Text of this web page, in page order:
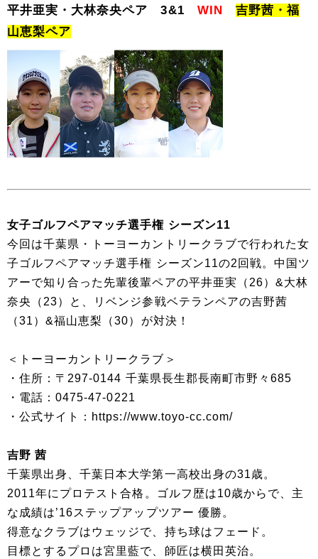
平井亜実・大林奈央ペア 3&1 WIN
吉野茜・福
山恵梨ペア
女子ゴルフペアマッチ選手権 シーズン11
今回は千葉県・トーヨーカントリークラブで行われた女
子ゴルフペアマッチ選手権 シーズン11の2回戦。中国ツ
アーで知り合った先輩後輩ペアの平井亜実（26）&大林
奈央（23）と、リベンジ参戦ベテランペアの吉野茜
（31）&福山恵梨（30）が対決！
＜トーヨーカントリークラブ＞
・住所：〒297-0144 千葉県長生郡長南町市野々685
・電話：0475-47-0221
・公式サイト：https://www.toyo-cc.com/
吉野 茜
千葉県出身、千葉日本大学第一高校出身の31歳。
2011年にプロテスト合格。ゴルフ歴は10歳からで、主
な成績は’16ステップアップツアー 優勝。
得意なクラブはウェッジで、持ち球はフェード。
目標とするプロは宮里藍で、師匠は横田英治。